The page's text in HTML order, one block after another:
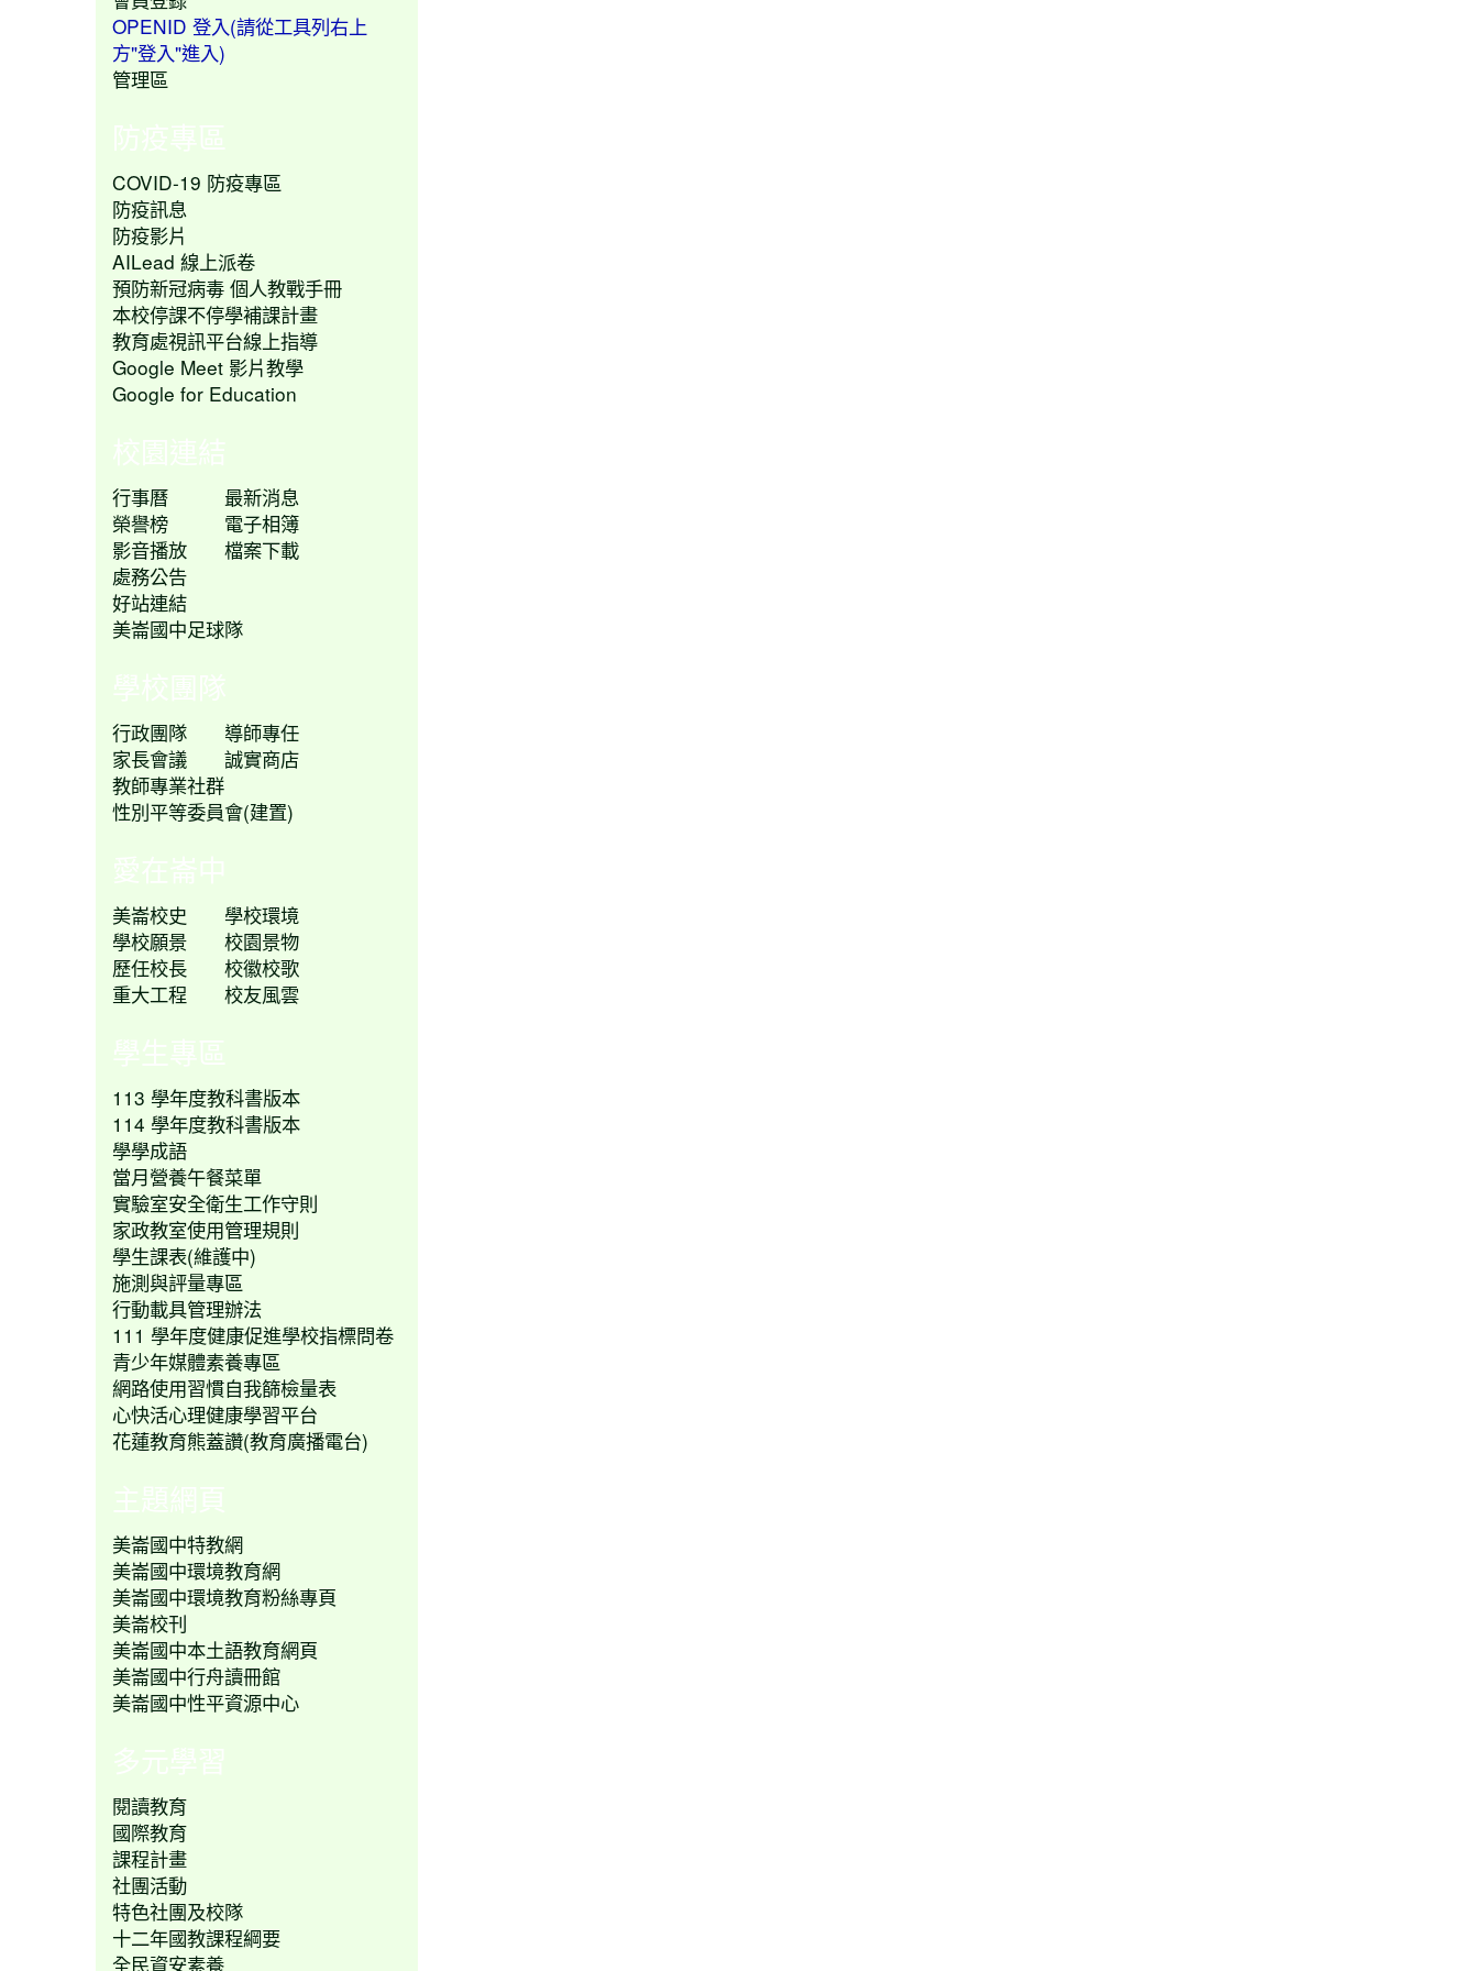
OPENID 登入(請從工具列右上
方"登入"進入)
管理區
防疫專區
COVID-19 防疫專區
防疫訊息
防疫影片
AILead 線上派卷
預防新冠病毒 個人教戰手冊
本校停課不停學補課計畫
教育處視訊平台線上指導
Google Meet 影片教學
Google for Education
校園連結
行事曆
最新消息
榮譽榜
電子相簿
影音播放
檔案下載
處務公告
好站連結
美崙國中足球隊
學校團隊
行政團隊
導師專任
家長會議
誠實商店
教師專業社群
性別平等委員會(建置)
愛在崙中
美崙校史
學校環境
學校願景
校園景物
歷任校長
校徽校歌
重大工程
校友風雲
學生專區
113 學年度教科書版本
114 學年度教科書版本
學學成語
當月營養午餐菜單
實驗室安全衛生工作守則
家政教室使用管理規則
學生課表(維護中)
施測與評量專區
行動載具管理辦法
111 學年度健康促進學校指標問卷
青少年媒體素養專區
網路使用習慣自我篩檢量表
心快活心理健康學習平台
花蓮教育熊蓋讚(教育廣播電台)
主題網頁
美崙國中特教網
美崙國中環境教育網
美崙國中環境教育粉絲專頁
美崙校刊
美崙國中本土語教育網頁
美崙國中行舟讀冊館
美崙國中性平資源中心
多元學習
閱讀教育
國際教育
課程計畫
社團活動
特色社團及校隊
十二年國教課程綱要
全民資安素養